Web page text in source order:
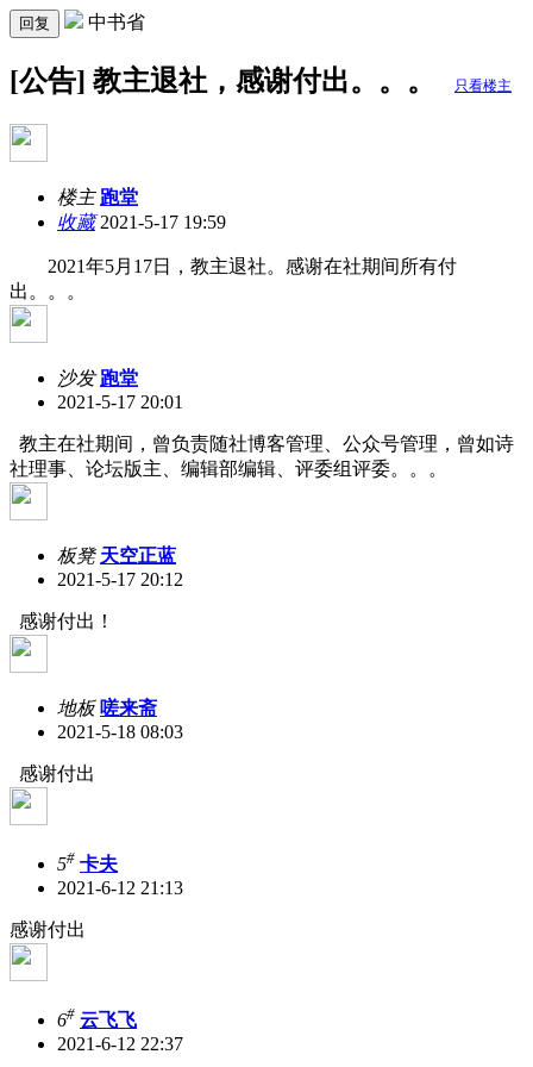
回复 中书省
[公告] 教主退社，感谢付出。。。 只看楼主
楼主 跑堂
收藏2021-5-17 19:59
2021年5月17日，教主退社。感谢在社期间所有付
出。。。
沙发 跑堂
2021-5-17 20:01
教主在社期间，曾负责随社博客管理、公众号管理，曾如诗
社理事、论坛版主、编辑部编辑、评委组评委。。。
板凳 天空正蓝
2021-5-17 20:12
感谢付出！
地板 嗟来斋
2021-5-18 08:03
感谢付出
5# 卡夫
2021-6-12 21:13
感谢付出
6# 云飞飞
2021-6-12 22:37